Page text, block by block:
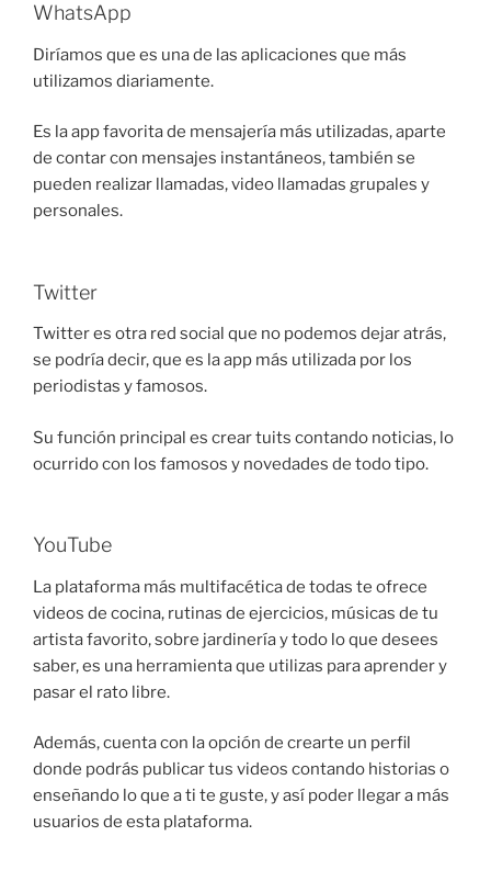
WhatsApp
Diríamos que es una de las aplicaciones que más
utilizamos diariamente.
Es la app favorita de mensajería más utilizadas, aparte
de contar con mensajes instantáneos, también se
pueden realizar llamadas, video llamadas grupales y
personales.
Twitter
Twitter es otra red social que no podemos dejar atrás,
se podría decir, que es la app más utilizada por los
periodistas y famosos.
Su función principal es crear tuits contando noticias, lo
ocurrido con los famosos y novedades de todo tipo.
YouTube
La plataforma más multifacética de todas te ofrece
videos de cocina, rutinas de ejercicios, músicas de tu
artista favorito, sobre jardinería y todo lo que desees
saber, es una herramienta que utilizas para aprender y
pasar el rato libre.
Además, cuenta con la opción de crearte un perfil
donde podrás publicar tus videos contando historias o
enseñando lo que a ti te guste, y así poder llegar a más
usuarios de esta plataforma.